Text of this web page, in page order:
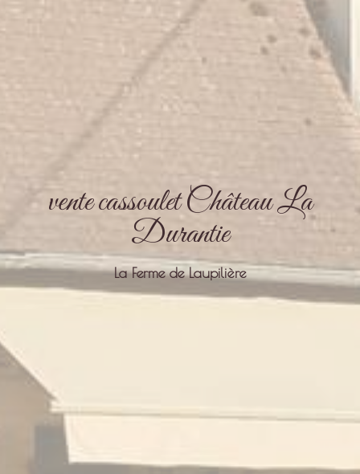
vente cassoulet Château La
Durantie
La Ferme de Laupilière